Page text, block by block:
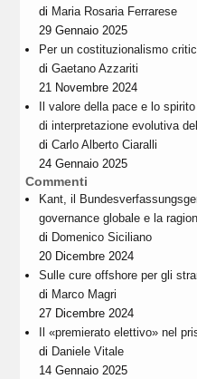
di Maria Rosaria Ferrarese
29 Gennaio 2025
Per un costituzionalismo
diGaetano Azzariti
21 Novembre 2024
Il valore della pace e lo
di interpretazione evolutiva
diCarlo Alberto Ciaralli
24 Gennaio 2025
Commenti
Kant, il
governance globale e la
di Domenico Siciliano
20 Dicembre 2024
Sulle cure offshore per gli
di Marco Magri
27 Dicembre 2024
Il «premierato elettivo» nel
di Daniele Vitale
14 Gennaio 2025